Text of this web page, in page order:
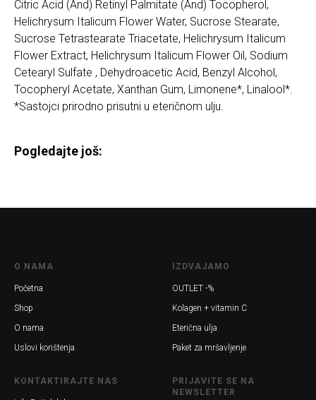
Citric Acid (And) Retinyl Palmitate (And) Tocopherol,
Helichrysum Italicum Flower Water, Sucrose Stearate,
Sucrose Tetrastearate Triacetate, Helichrysum Italicum
Flower Extract, Helichrysum Italicum Flower Oil, Sodium
Cetearyl Sulfate , Dehydroacetic Acid, Benzyl Alcohol,
Tocopheryl Acetate, Xanthan Gum, Limonene*, Linalool*.
*Sastojci prirodno prisutni u eteričnom ulju.
Pogledajte još:
O NAMA
Početna
Shop
O nama
Uslovi korištenja
IZDVAJAMO
OUTLET -%
Kolagen + vitamin C
Eterična ulja
Paket za mršavljenje
KONTAKTIRAJTE NAS
PRIJAVITE SE NA
NEWSLETTER